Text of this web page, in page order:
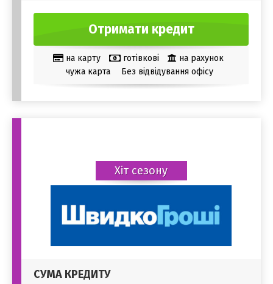
Отримати кредит
на карту готівкові
на рахунок
чужа карта
Без відвідування офісу
Хіт сезону
СУМА КРЕДИТУ